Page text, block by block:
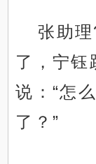
张助
了，宁钰
说：“怎
了？”